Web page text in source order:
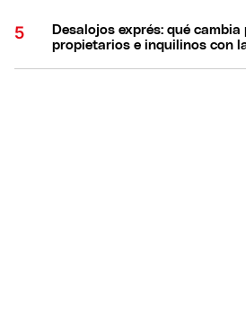
Desalojos exprés: qué cambia
propietarios e inquilinos con